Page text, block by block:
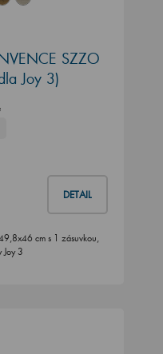
SZZO
Joy 3)
DETAIL
cm s 1 zásuvkou,
Joy 3